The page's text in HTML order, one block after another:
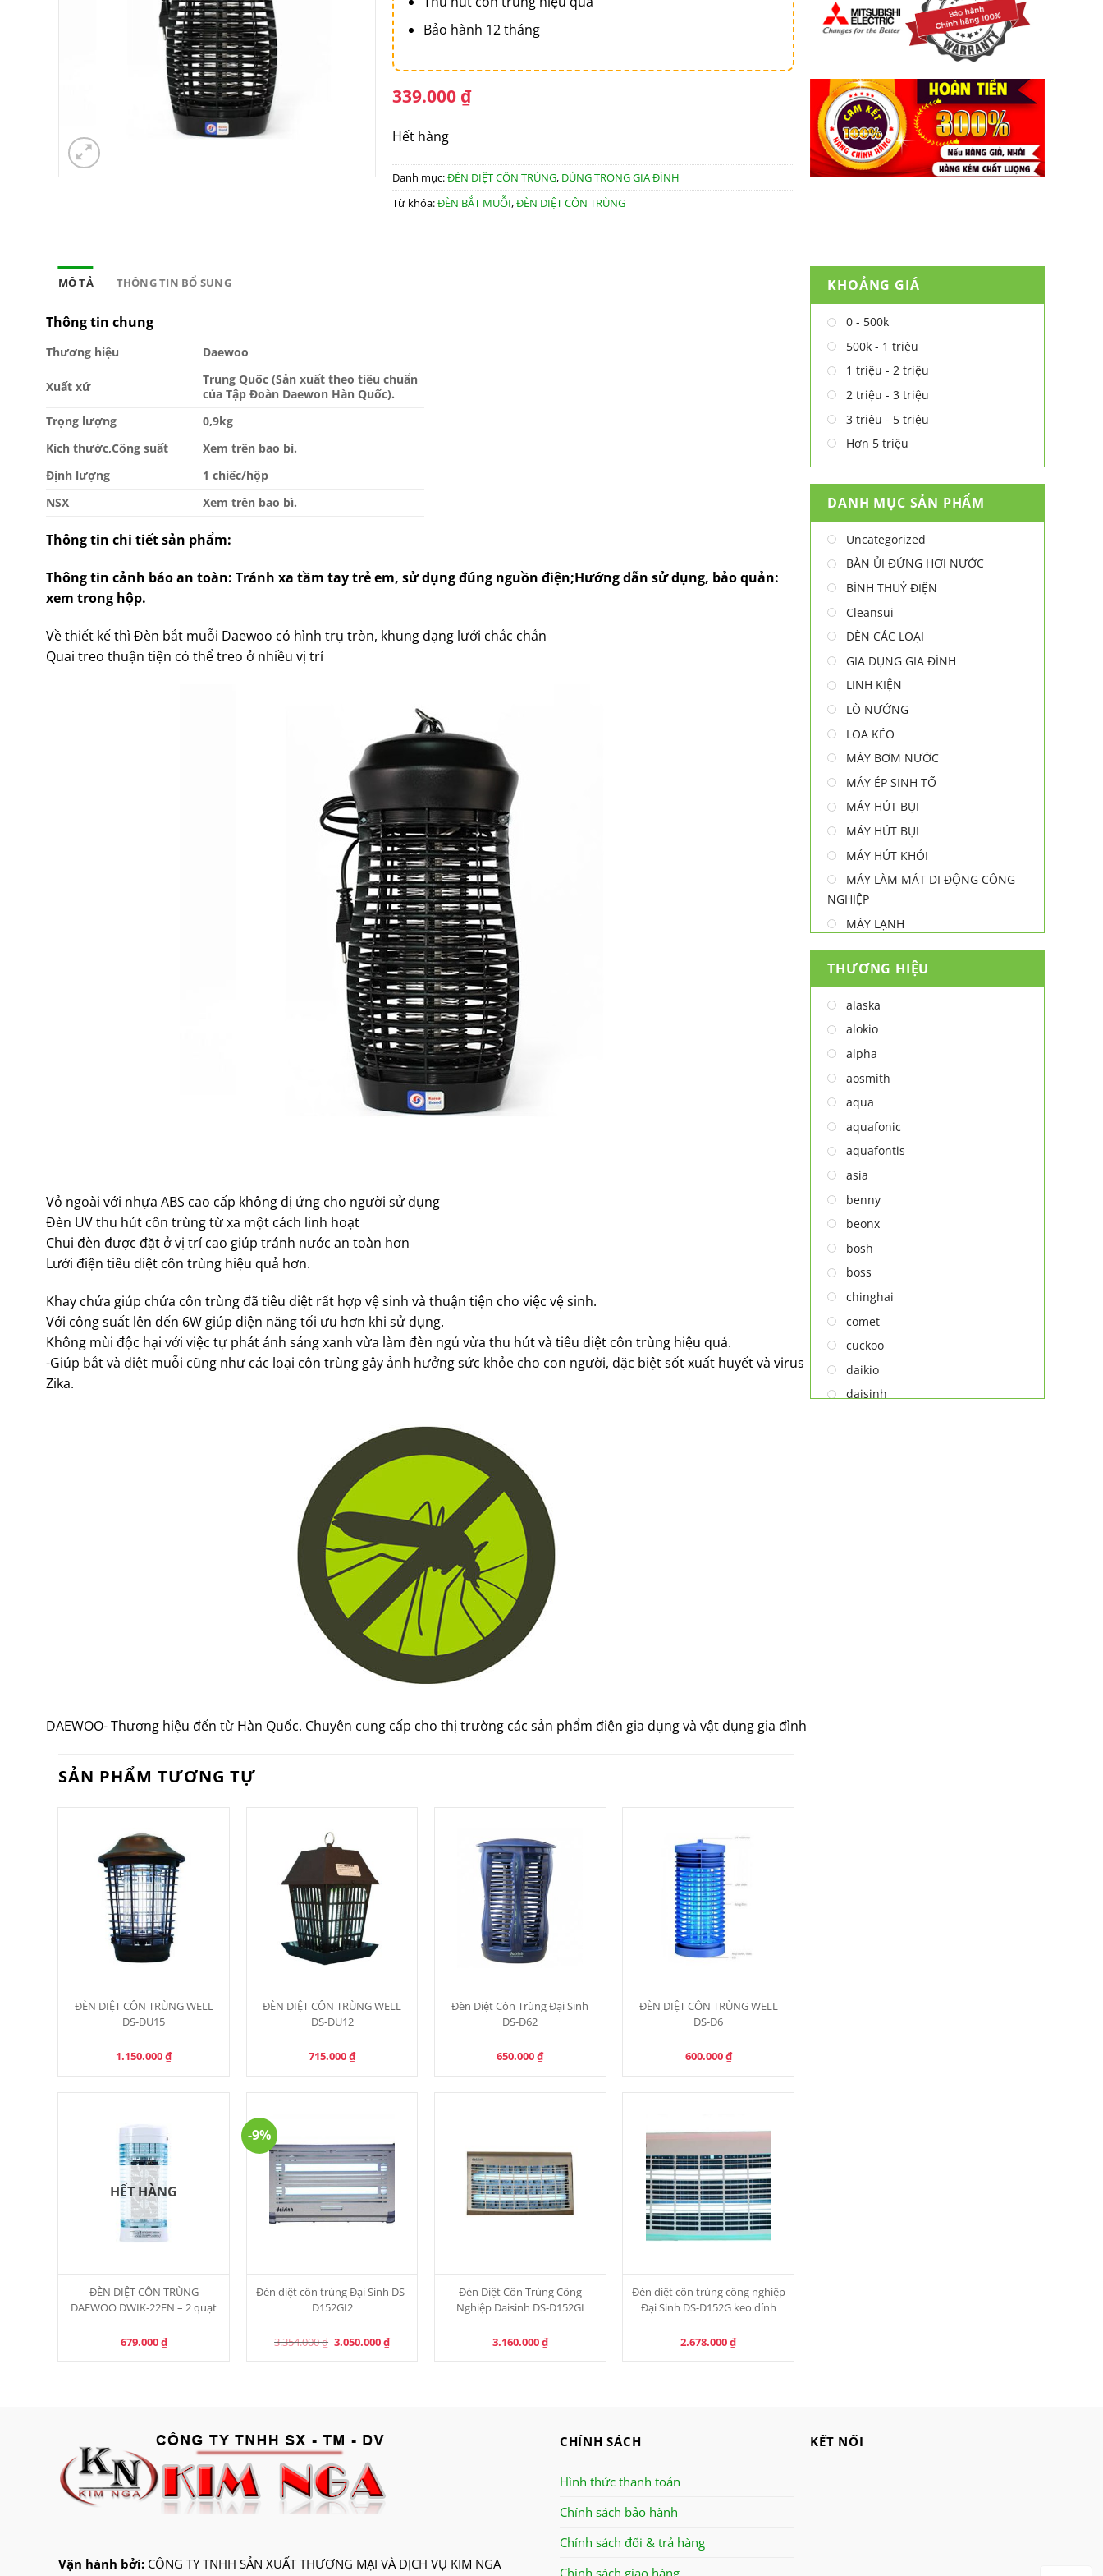
Bảo hành 12 tháng
339.000 ₫
Hết hàng
Danh mục:ĐÈN DIỆT CÔN TRÙNG, DÙNG TRONG GIA ĐÌNH
Từ khóa:ĐÈN BẮT MUỖI,ĐÈN DIỆT CÔN TRÙNG
MÔ TẢ THÔNG TIN BỔ SUNG
Thông tin chung
Thương hiệu Daewoo
Xuất xứ
Trung Quốc (Sản xuất theo tiêu chuẩn
của Tập Đoàn Daewon Hàn Quốc).
Trọng lượng
0,9kg
Kích thước,Công suất
Xem trên bao bì.
Định lượng
1 chiếc/hộp
NSX
Xem trên bao bì.
Thông tin chi tiết sản phẩm:
Thông tin cảnh báo an toàn: Tránh xa tầm tay trẻ em, sử dụng đúng nguồn điện;Hướng dẫn sử dụng, bảo quản:
xem trong hộp.
Về thiết kế thì Đèn bắt muỗi Daewoo có hình trụ tròn, khung dạng lưới chắc chắn
Quai treo thuận tiện có thể treo ở nhiều vị trí
Vỏ ngoài với nhựa ABS cao cấp không dị ứng cho người sử dụng
Đèn UV thu hút côn trùng từ xa một cách linh hoạt
Chui đèn được đặt ở vị trí cao giúp tránh nước an toàn hơn
Lưới điện tiêu diệt côn trùng hiệu quả hơn.
Khay chứa giúp chứa côn trùng đã tiêu diệt rất hợp vệ sinh và thuận tiện cho việc vệ sinh.
Với công suất lên đến 6W giúp điện năng tối ưu hơn khi sử dụng.
Không mùi độc hại với việc tự phát ánh sáng xanh vừa làm đèn ngủ vừa thu hút và tiêu diệt côn trùng hiệu quả.
-Giúp bắt và diệt muỗi cũng như các loại côn trùng gây ảnh hưởng sức khỏe cho con người, đặc biệt sốt xuất huyết và virus
Zika.
DAEWOO- Thương hiệu đến từ Hàn Quốc. Chuyên cung cấp cho thị trường các sản phẩm điện gia dụng và vật dụng gia đình
SẢN PHẨM TƯƠNG TỰ
ĐÈN DIỆT CÔN TRÙNG WELL
DS-DU15
1.150.000₫
ĐÈN DIỆT CÔN TRÙNG WELL
DS-DU12
715.000₫
Đèn Diệt Côn Trùng Đại Sinh
DS-D62
650.000₫
ĐÈN DIỆT CÔN TRÙNG WELL
DS-D6
600.000₫
HẾT HÀNG
ĐÈN DIỆT CÔN TRÙNG
DAEWOO DWIK-22FN – 2 quạt
679.000₫
-9%
Đèn diệt côn trùng Đại Sinh DS-
D152GI2
3.354.000₫ Original
price
3.050.000₫Current
price
Đèn Diệt Côn Trùng Công
Nghiệp Daisinh DS-D152GI
3.160.000₫
Đèn diệt côn trùng công nghiệp
Đại Sinh DS-D152G keo dính
2.678.000₫
KHOẢNG GIÁ
0 - 500k
500k - 1 triệu
1 triệu - 2 triệu
2 triệu - 3 triệu
3 triệu - 5 triệu
Hơn 5 triệu
DANH MỤC SẢN PHẨM
Uncategorized
BÀN ỦI ĐỨNG HƠI NƯỚC
BÌNH THUỶ ĐIỆN
Cleansui
ĐÈN CÁC LOẠI
GIA DỤNG GIA ĐÌNH
LINH KIỆN
LÒ NƯỚNG
LOA KÉO
MÁY BƠM NƯỚC
MÁY ÉP SINH TỐ
MÁY HÚT BỤI
MÁY HÚT BỤI
MÁY HÚT KHÓI
MÁY LÀM MÁT DI ĐỘNG CÔNG
NGHIỆP
MÁY LẠNH
MÁY LỌC NƯỚC
MÁY NƯỚC NÓNG
MÁY SẤY TAY
TỦ ĐÔNG
LÒ VI SÓNG
MÁY NƯỚC NÓNG LẠNH
THƯƠNG HIỆU
alaska
alokio
alpha
aosmith
aqua
aquafonic
aquafontis
asia
benny
beonx
bosh
boss
chinghai
comet
cuckoo
daikio
daisinh
Vận hành bởi: CÔNG TY TNHH SẢN XUẤT THƯƠNG MẠI VÀ DỊCH VỤ KIM NGA
CHÍNH SÁCH
Hình thức thanh toán
Chính sách bảo hành
Chính sách đổi & trả hàng
KẾT NỐI